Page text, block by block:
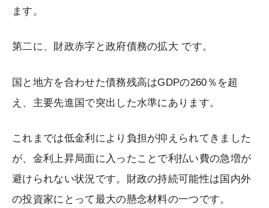
ます。
第二に、財政赤字と政府債務の拡大 です。
国と地方を合わせた債務残高はGDPの260％を超
え、主要先進国で突出した水準にあります。
これまでは低金利により負担が抑えられてきました
が、金利上昇局面に入ったことで利払い費の急増が
避けられない状況です。財政の持続可能性は国内外
の投資家にとって最大の懸念材料の一つです。